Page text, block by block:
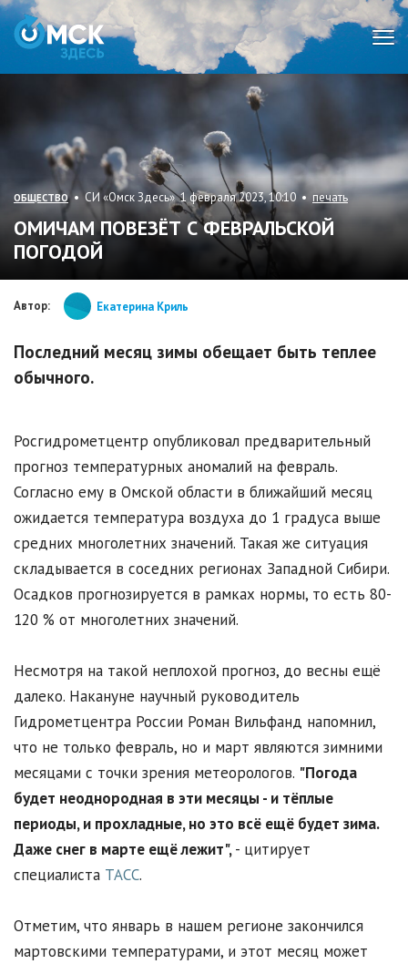
ОБЩЕСТВО• СИ «Омск Здесь» 1 февраля 2023, 10:10 •печать
ОМИЧАМ ПОВЕЗЁТ С ФЕВРАЛЬСКОЙ
ПОГОДОЙ
Автор: Екатерина Криль
Последний месяц зимы обещает быть теплее
обычного.
Росгидрометцентр опубликовал предварительный
прогноз температурных аномалий на февраль.
Согласно ему в Омской области в ближайший месяц
ожидается температура воздуха до 1 градуса выше
средних многолетних значений. Такая же ситуация
складывается в соседних регионах Западной Сибири.
Осадков прогнозируется в рамках нормы, то есть 80-
120 % от многолетних значений.
Несмотря на такой неплохой прогноз, до весны ещё
далеко. Накануне научный руководитель
Гидрометцентра России Роман Вильфанд напомнил,
что не только февраль, но и март являются зимними
месяцами с точки зрения метеорологов. "Погода
будет неоднородная в эти месяцы - и тёплые
периоды, и прохладные, но это всё ещё будет зима.
Даже снег в марте ещё лежит",- цитирует
специалиста ТАСС.
Отметим, что январь в нашем регионе закончился
мартовскими температурами, и этот месяц может